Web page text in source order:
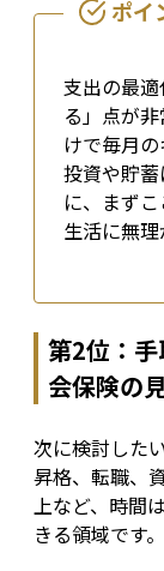
支出の最
る」点が
けで毎月
投資や貯
に、まず
生活に無理
第2位：
会保険の
次に検討した
昇格、転職、
上など、時間
きる領域です。